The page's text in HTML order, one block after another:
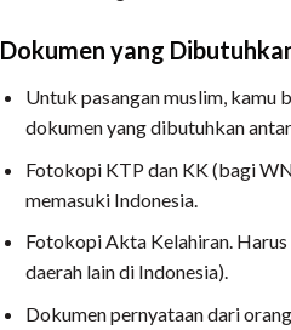
Dokumen yang
Untuk pasangan muslim, kamu
dokumen yang dibutuhkan
Fotokopi KTP dan KK (bagi
memasuki Indonesia.
Fotokopi Akta Kelahiran.
daerah lain di Indonesia).
Dokumen pernyataan dari